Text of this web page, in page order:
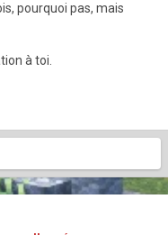
pourquoi pas, mais
à toi.